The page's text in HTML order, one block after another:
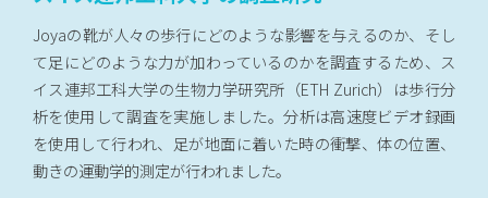
Joyaの靴が人々の歩行にどのような影響を与えるのか、そし
て足にどのような力が加わっているのかを調査するため、ス
イス連邦工科大学の生物力学研究所（ETH Zurich）は歩行分
析を使用して調査を実施しました。分析は高速度ビデオ録画
を使用して行われ、足が地面に着いた時の衝撃、体の位置、
動きの運動学的測定が行われました。